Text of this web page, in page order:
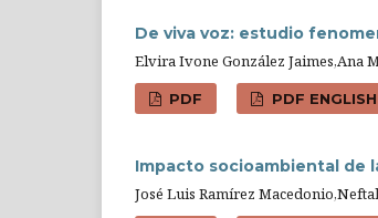
De viva voz: estudio
Elvira Ivone González Jaimes,Ana
PDF PDF ENGLISH
Impacto socioambiental de
José Luis Ramírez